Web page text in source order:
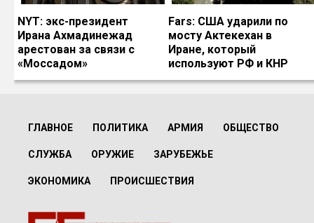
NYT: экс-президент
Ирана Ахмадинежад
арестован за связи с
«Моссадом»
Fars: США ударили по
мосту Актекехан в
Иране, который
используют РФ и КНР
ГЛАВНОЕ ПОЛИТИКА АРМИЯ ОБЩЕСТВО
СЛУЖБА ОРУЖИЕ ЗАРУБЕЖЬЕ
ЭКОНОМИКА ПРОИСШЕСТВИЯ